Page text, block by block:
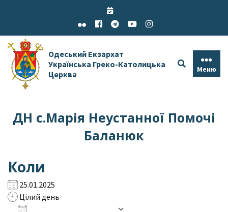
Одеський Екзархат
Українська Греко-Католицька
Церква
Меню
ДН с.Марія Неустанної Помочі
Баланюк
Коли
25.01.2025
Цілий день